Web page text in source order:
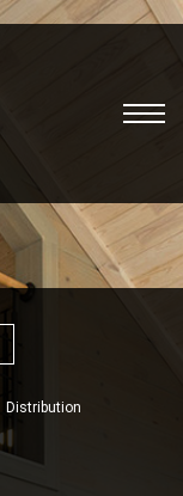
Distribution